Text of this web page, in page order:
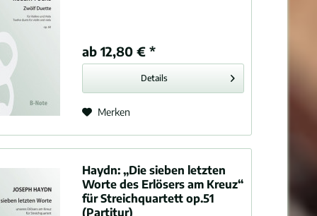
Streicher
ab 12,80 € *
Details
Merken
Haydn:„Die sieben letzten
Worte des Erlösers am Kreuz“
für Streichquartett op.51
(Partitur)